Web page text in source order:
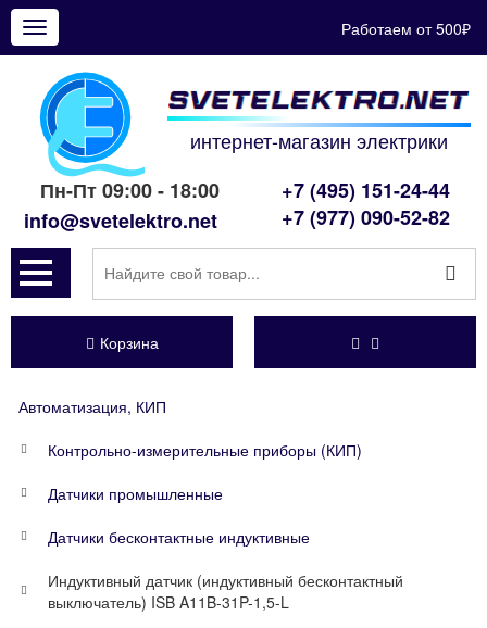
Показать
меню
Работаем от 500₽
интернет-магазин электрики
Пн-Пт 09:00 - 18:00
info@svetelektro.net
+7 (495) 151-24-44
+7 (977) 090-52-82
Корзина
Автоматизация, КИП
Контрольно-измерительные приборы (КИП)
Датчики промышленные
Датчики бесконтактные индуктивные
Индуктивный датчик (индуктивный бесконтактный
выключатель) ISB A11B-31P-1,5-L